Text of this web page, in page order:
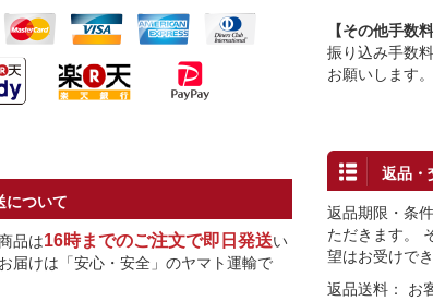
について
品は16時までのご注文で即日発送い
届けは「安心・安全」のヤマト運輸で
【その他手数
振り込み手数
お願いします。
返品・
返品期限・条
ただきます。
望はお受けで
返品送料： お